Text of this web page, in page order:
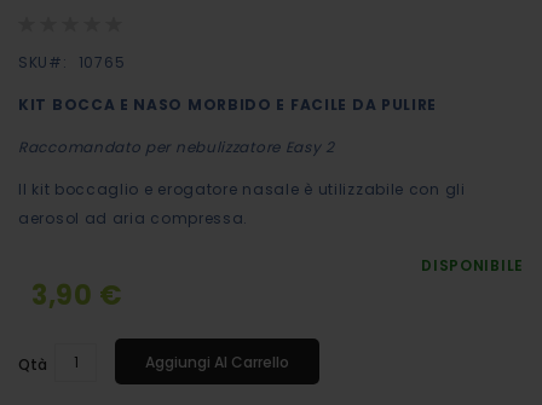
SKU
10765
KIT BOCCA E NASO MORBIDO E FACILE DA PULIRE
Raccomandato per nebulizzatore Easy 2
Il kit boccaglio e erogatore nasale è utilizzabile con gli
aerosol ad aria compressa.
DISPONIBILE
3,90 €
Qtà Aggiungi Al Carrello